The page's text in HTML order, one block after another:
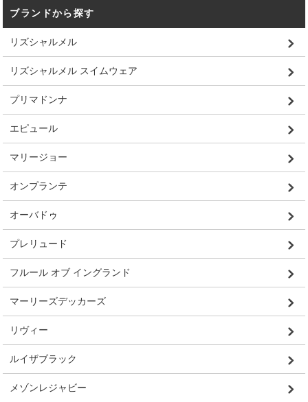
ブランドから探す
リズシャルメル
リズシャルメル スイムウェア
プリマドンナ
エピュール
マリージョー
オンプランテ
オーバドゥ
プレリュード
フルール オブ イングランド
マーリーズデッカーズ
リヴィー
ルイザブラック
メゾンレジャビー